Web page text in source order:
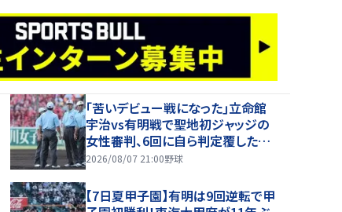
｢苦いデビュー戦になった｣立命館
宇治vs有明戦で聖地初ジャッジの
女性審判、6回に自ら判定覆したプ
レーを謝罪【26年夏甲子園】
2026/08/07 21:00野球
【7日夏甲子園】有明は9回逆転で甲